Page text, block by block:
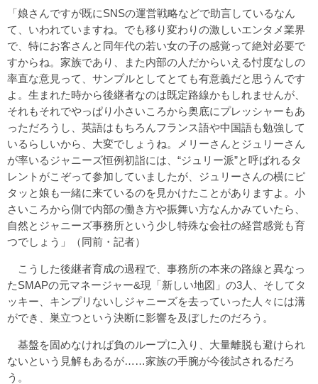
「娘さんですが既にSNSの運営戦略などで助言しているなん
て、いわれていますね。でも移り変わりの激しいエンタメ業界
で、特にお客さんと同年代の若い女の子の感覚って絶対必要で
すからね。家族であり、また内部の人だからいえる忖度なしの
率直な意見って、サンプルとしてとても有意義だと思うんです
よ。生まれた時から後継者なのは既定路線かもしれませんが、
それもそれでやっぱり小さいころから奥底にプレッシャーもあ
っただろうし、英語はもちろんフランス語や中国語も勉強して
いるらしいから、大変でしょうね。メリーさんとジュリーさん
が率いるジャニーズ恒例初詣には、“ジュリー派”と呼ばれるタ
レントがこぞって参加していましたが、ジュリーさんの横にピ
タッと娘も一緒に来ているのを見かけたことがありますよ。小
さいころから側で内部の働き方や振舞い方なんかみていたら、
自然とジャニーズ事務所という少し特殊な会社の経営感覚も育
つでしょう」（同前・記者）
こうした後継者育成の過程で、事務所の本来の路線と異なっ
たSMAPの元マネージャー&現「新しい地図」の3人、そしてタ
ッキー、キンプリないしジャニーズを去っていった人々には溝
ができ、巣立つという決断に影響を及ぼしたのだろう。
基盤を固めなければ負のループに入り、大量離脱も避けられ
ないという見解もあるが……家族の手腕が今後試されるだろ
う。